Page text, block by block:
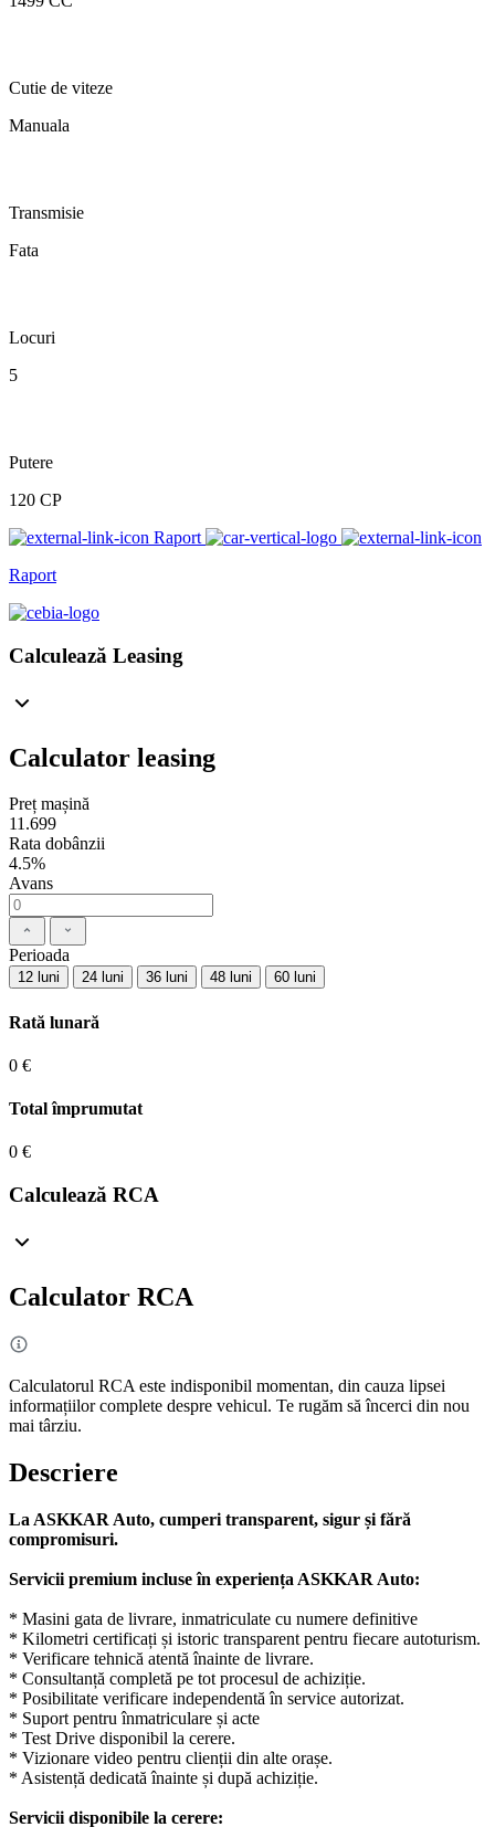
Cutie de viteze
Manuala
Transmisie
Fata
Locuri
5
Putere
120 CP
Raport
Raport
Calculează Leasing
Calculator leasing
Preț mașină
11.699
Rata dobânzii
4.5%
Avans
Perioada
12 luni 24 luni 36 luni 48 luni 60 luni
Rată lunară
0 €
Total împrumutat
0 €
Calculează RCA
Calculator RCA
Calculatorul RCA este indisponibil momentan, din cauza lipsei
informațiilor complete despre vehicul. Te rugăm să încerci din nou
mai târziu.
Descriere
La ASKKAR Auto, cumperi transparent, sigur și fără
compromisuri.
Servicii premium incluse în experiența ASKKAR Auto:
* Masini gata de livrare, inmatriculate cu numere definitive
* Kilometri certificați și istoric transparent pentru fiecare autoturism.
* Verificare tehnică atentă înainte de livrare.
* Consultanță completă pe tot procesul de achiziție.
* Posibilitate verificare independentă în service autorizat.
* Suport pentru înmatriculare și acte
* Test Drive disponibil la cerere.
* Vizionare video pentru clienții din alte orașe.
* Asistență dedicată înainte și după achiziție.
Servicii disponibile la cerere: